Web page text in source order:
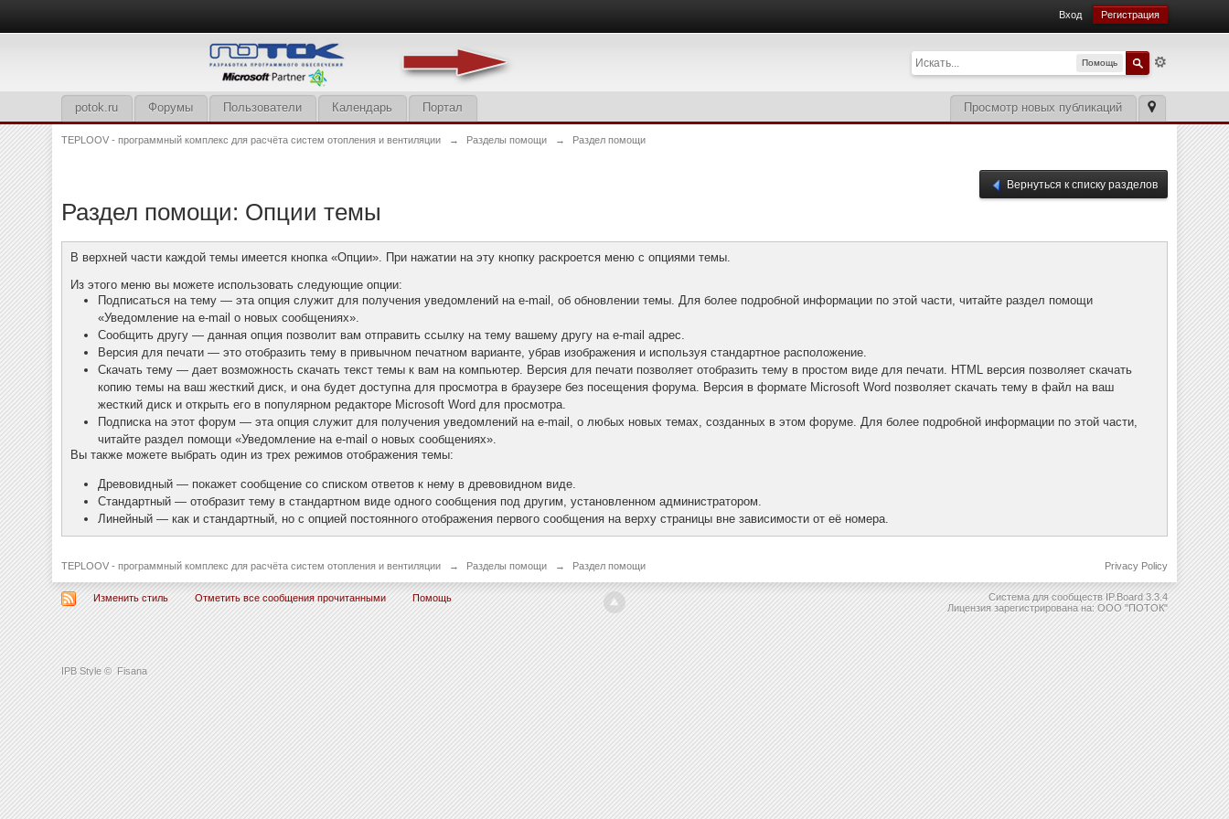
IPB Style © Fisana
Вход Регистрация
Помощь
Просмотр новых публикаций
potok.ru Форумы Пользователи Календарь Портал
TEPLOOV - программный комплекс для расчёта систем отопления и вентиляции → Разделы помощи → Раздел помощи
Вернуться к списку разделов
Раздел помощи: Опции темы
В верхней части каждой темы имеется кнопка «Опции». При нажатии на эту кнопку раскроется меню с опциями темы.
Из этого меню вы можете использовать следующие опции:
Подписаться на тему — эта опция служит для получения уведомлений на e-mail, об обновлении темы. Для более подробной информации по этой части, читайте раздел помощи
«Уведомление на e-mail о новых сообщениях».
Сообщить другу — данная опция позволит вам отправить ссылку на тему вашему другу на e-mail адрес.
Версия для печати — это отобразить тему в привычном печатном варианте, убрав изображения и используя стандартное расположение.
Скачать тему — дает возможность скачать текст темы к вам на компьютер. Версия для печати позволяет отобразить тему в простом виде для печати. HTML версия позволяет скачать
копию темы на ваш жесткий диск, и она будет доступна для просмотра в браузере без посещения форума. Версия в формате Microsoft Word позволяет скачать тему в файл на ваш
жесткий диск и открыть его в популярном редакторе Microsoft Word для просмотра.
Подписка на этот форум — эта опция служит для получения уведомлений на e-mail, о любых новых темах, созданных в этом форуме. Для более подробной информации по этой части,
читайте раздел помощи «Уведомление на e-mail о новых сообщениях».
Вы также можете выбрать один из трех режимов отображения темы:
Древовидный — покажет сообщение со списком ответов к нему в древовидном виде.
Стандартный — отобразит тему в стандартном виде одного сообщения под другим, установленном администратором.
Линейный — как и стандартный, но с опцией постоянного отображения первого сообщения на верху страницы вне зависимости от её номера.
TEPLOOV - программный комплекс для расчёта систем отопления и вентиляции → Разделы помощи → Раздел помощи Privacy Policy
Изменить стиль Отметить все сообщения прочитанными Помощь Система для сообществ IP.Board 3.3.4
Лицензия зарегистрирована на: ООО "ПОТОК"